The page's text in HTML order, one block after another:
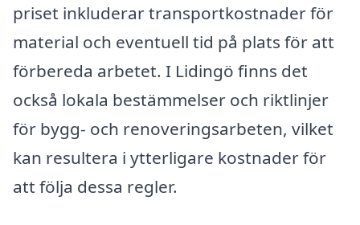
priset inkluderar transportkostnader för
material och eventuell tid på plats för att
förbereda arbetet. I Lidingö finns det
också lokala bestämmelser och riktlinjer
för bygg- och renoveringsarbeten, vilket
kan resultera i ytterligare kostnader för
att följa dessa regler.